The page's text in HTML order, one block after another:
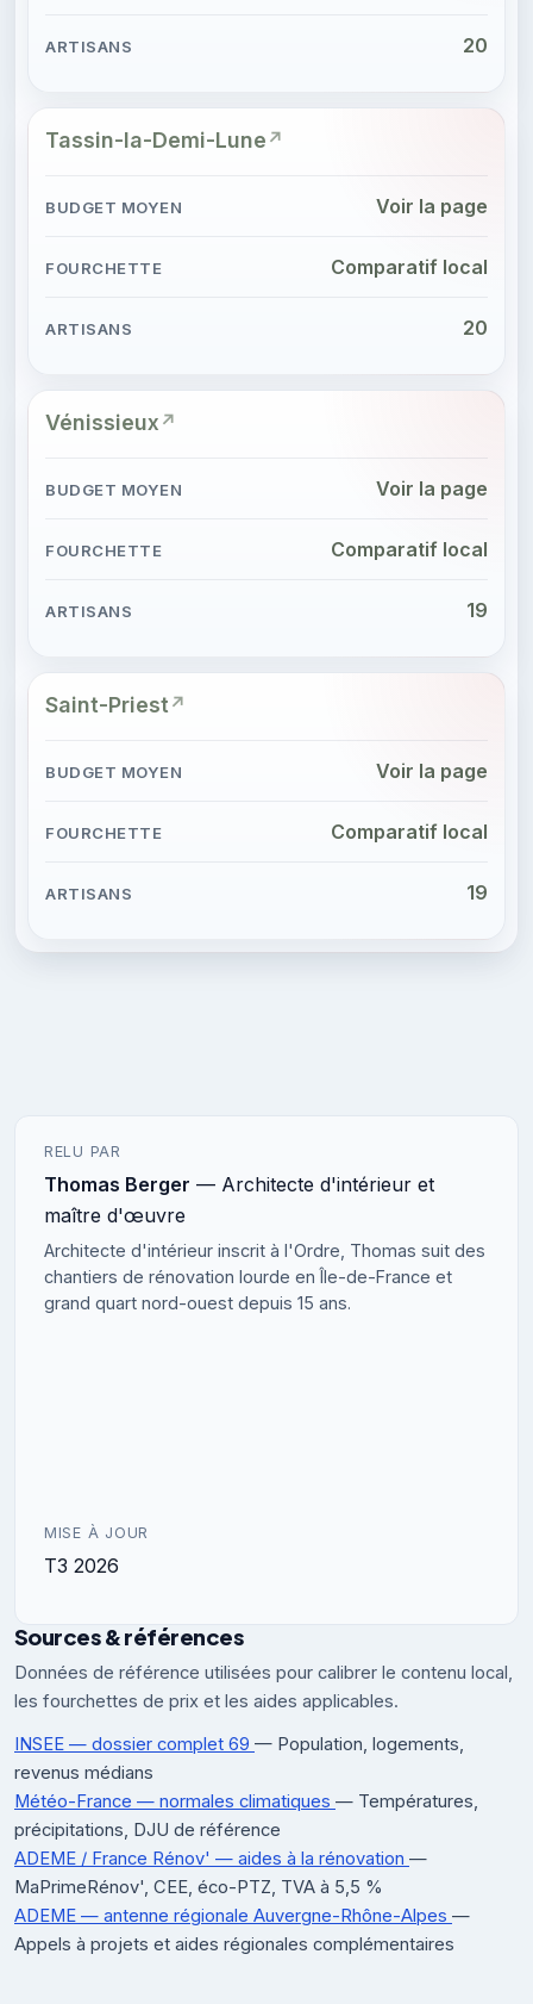
20
Tassin-la-Demi-Lune
Voir la page
Comparatif local
20
Vénissieux
Voir la page
Comparatif local
19
Saint-Priest
Voir la page
Comparatif local
19
RELU PAR
Thomas Berger — Architecte d'intérieur et
maître d'œuvre
Architecte d'intérieur inscrit à l'Ordre, Thomas suit des
chantiers de rénovation lourde en Île-de-France et
grand quart nord-ouest depuis 15 ans.
MISE À JOUR
T3 2026
Sources & références
Données de référence utilisées pour calibrer le contenu local,
les fourchettes de prix et les aides applicables.
INSEE — dossier complet 69 — Population, logements,
revenus médians
Météo-France — normales climatiques — Températures,
précipitations, DJU de référence
ADEME / France Rénov' — aides à la rénovation —
MaPrimeRénov', CEE, éco-PTZ, TVA à 5,5 %
ADEME — antenne régionale Auvergne-Rhône-Alpes —
Appels à projets et aides régionales complémentaires